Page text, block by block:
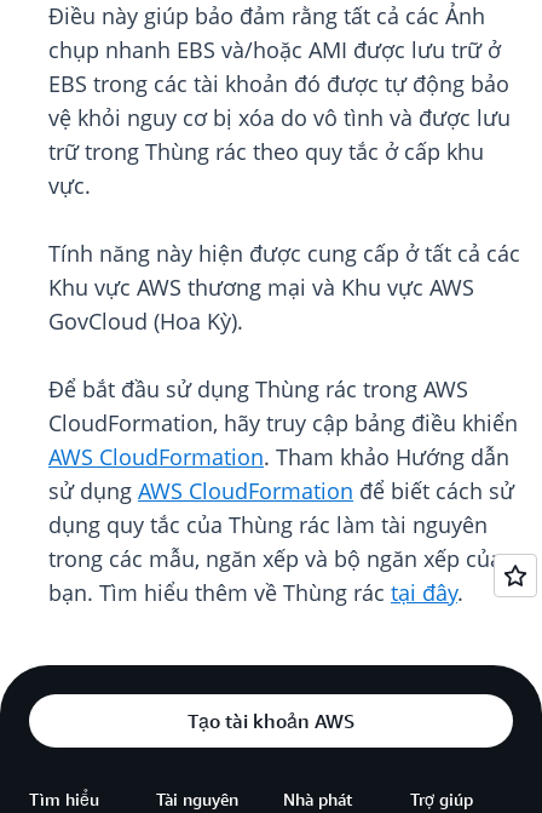
Điều này giúp bảo đảm rằng tất cả các Ảnh
chụp nhanh EBS và/hoặc AMI được lưu trữ ở
EBS trong các tài khoản đó được tự động bảo
vệ khỏi nguy cơ bị xóa do vô tình và được lưu
trữ trong Thùng rác theo quy tắc ở cấp khu
vực.
Tính năng này hiện được cung cấp ở tất cả các
Khu vực AWS thương mại và Khu vực AWS
GovCloud (Hoa Kỳ).
Để bắt đầu sử dụng Thùng rác trong AWS
CloudFormation, hãy truy cập bảng điều khiển
AWS CloudFormation. Tham khảo Hướng dẫn
sử dụng AWS CloudFormation để biết cách sử
dụng quy tắc của Thùng rác làm tài nguyên
trong các mẫu, ngăn xếp và bộ ngăn xếp của
bạn. Tìm hiểu thêm về Thùng rác tại đây.
Tạo tài khoản AWS
Tìm hiểu Tài nguyên
Nhà phát
Trợ giúp